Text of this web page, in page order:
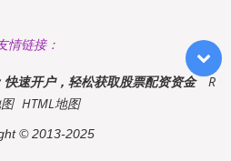
情链接：
快速开户，轻松获取股票配资资金
R
HTML地图
© 2013-2025